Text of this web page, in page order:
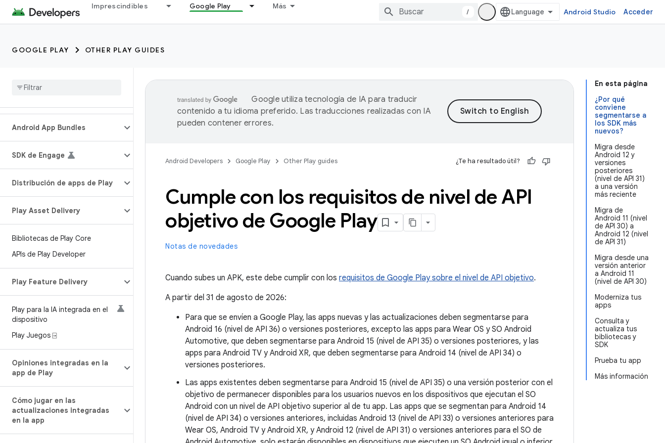
Imprescindibles Google Play Más
/ Android Studio Acceder
GOOGLE PLAY OTHER PLAY GUIDES
Android App Bundles
SDK de Engage
Distribución de apps de Play
Play Asset Delivery
Bibliotecas de Play Core
APIs de Play Developer
Play Feature Delivery
Play para la IA integrada en el
dispositivo
Play Juegos ⍈
Opiniones integradas en la
app de Play
Cómo jugar en las
actualizaciones integradas
en la app
En esta página
¿Por qué
conviene
segmentarse a
los SDK más
nuevos?
Migra desde
Android 12 y
versiones
posteriores
(nivel de API 31)
a una versión
más reciente
Migra de
Android 11 (nivel
de API 30) a
Android 12 (nivel
de API 31)
Migra desde una
versión anterior
a Android 11
(nivel de API 30)
Moderniza tus
apps
Consulta y
actualiza tus
bibliotecas y
SDK
Prueba tu app
Más información
Google utiliza tecnología de IA para traducir
contenido a tu idioma preferido. Las traducciones realizadas con IA
pueden contener errores.
Android Developers Google Play Other Play guides ¿Te ha resultado útil?
Cumple con los requisitos de nivel de API
objetivo de Google Play
Notas de novedades
Cuando subes un APK, este debe cumplir con los requisitos de Google Play sobre el nivel de API objetivo.
A partir del 31 de agosto de 2026:
Para que se envíen a Google Play, las apps nuevas y las actualizaciones deben segmentarse para
Android 16 (nivel de API 36) o versiones posteriores, excepto las apps para Wear OS y SO Android
Automotive, que deben segmentarse para Android 15 (nivel de API 35) o versiones posteriores, y las
apps para Android TV y Android XR, que deben segmentarse para Android 14 (nivel de API 34) o
versiones posteriores.
Las apps existentes deben segmentarse para Android 15 (nivel de API 35) o una versión posterior con el
objetivo de permanecer disponibles para los usuarios nuevos en los dispositivos que ejecutan el SO
Android con un nivel de API objetivo superior al de tu app. Las apps que se segmentan para Android 14
(nivel de API 34) o versiones anteriores, incluidas Android 13 (nivel de API 33) o versiones anteriores para
Wear OS, Android TV y Android XR, y Android 12 (nivel de API 31) o versiones anteriores para el SO de